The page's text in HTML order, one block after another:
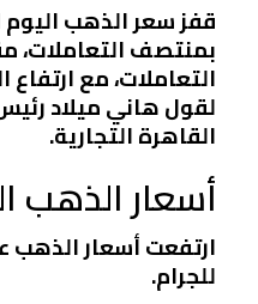
بمنتصف التعاملات،
التعاملات، مع ارتفاع
لقول هاني ميلاد
القاهرة التجارية.
أسعار الذهب
للجرام.